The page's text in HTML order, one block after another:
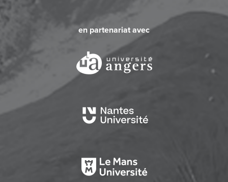
en partenariat avec